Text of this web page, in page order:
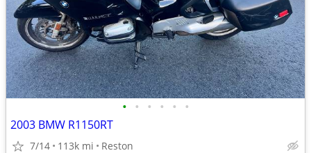
• • • • • •
2003 BMW R1150RT
7/14 113k mi Reston